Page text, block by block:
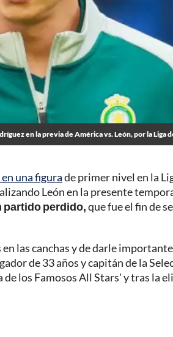
en la previa de América vs. León, por la Liga
una figurade primer nivel en la
León en la presente
partido perdido,que fue el fin de
las canchas y de darle
de 33 años y capitán de la
los Famosos All Stars' y tras la